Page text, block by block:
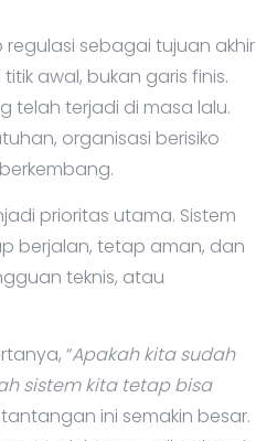
sebagai tujuan akhir
awal, bukan garis finis.
telah terjadi di masa lalu.
organisasi berisiko
prioritas utama. Sistem
berjalan, tetap aman, dan
teknis, atau
“Apakah kita sudah
sistem kita tetap bisa
tantangan ini semakin besar.